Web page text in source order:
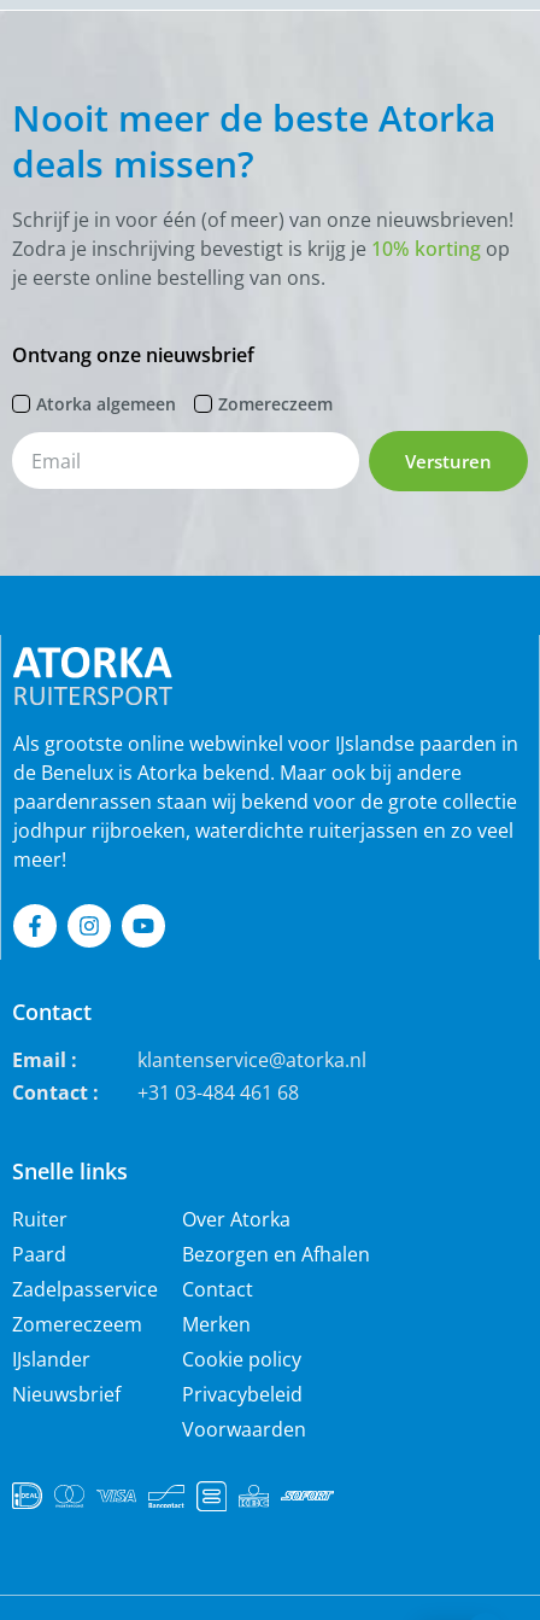
Nooit meer de beste Atorka
deals missen?
Schrijf je in voor één (of meer) van onze nieuwsbrieven!
Zodra je inschrijving bevestigt is krijg je 10% korting op
je eerste online bestelling van ons.
Ontvang onze nieuwsbrief
Atorka algemeen Zomereczeem
Versturen
Snelle links
Ruiter
Paard
Zadelpasservice
Zomereczeem
IJslander
Nieuwsbrief
Over Atorka
Bezorgen en Afhalen
Contact
Merken
Cookie policy
Privacybeleid
Voorwaarden
Als grootste online webwinkel voor IJslandse paarden in
de Benelux is Atorka bekend. Maar ook bij andere
paardenrassen staan wij bekend voor de grote collectie
jodhpur rijbroeken, waterdichte ruiterjassen en zo veel
meer!
Contact
Email :
klantenservice@atorka.nl
Contact :
+31 03-484 461 68